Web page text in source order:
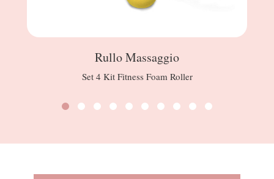
Rullo Massaggio
Set 4 Kit Fitness Foam Roller